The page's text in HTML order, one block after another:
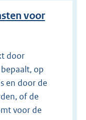
voor
door
op
en door de
of de
voor de